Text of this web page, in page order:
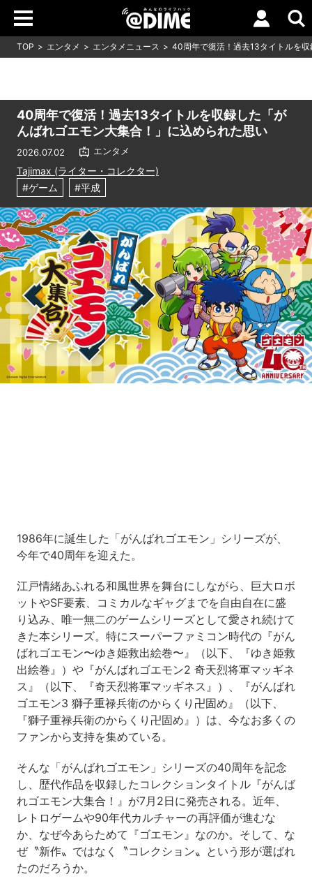
TOP エンタメ エンタメニュース 40周年で復活！過去13タイトルを
40周年で復活！過去13タイトルを収録した「が
んばれゴエモン大集合！」に込められた思い
2026.07.02 エンタメ
Tajimax (ライター・コレクター)
#ゲーム
#平成
1986年に誕生した「がんばれゴエモン」シリーズが、
今年で40周年を迎えた。
江戸情緒あふれる和風世界を舞台にしながら、巨大ロボ
ットやSF要素、コミカルなギャグまでを自由自在に盛
り込み、唯一無二のゲームシリーズとして愛され続けて
きた本シリーズ。特にスーパーファミコン時代の『がん
ばれゴエモン〜ゆき姫救出絵巻〜』（以下、『ゆき姫救
出絵巻』）や『がんばれゴエモン2 奇天烈将軍マッギネ
ス』（以下、『奇天烈将軍マッギネス』）、『がんばれ
ゴエモン3 獅子重禄兵衛のからくり卍固め』（以下、
『獅子重禄兵衛のからくり卍固め』）は、今なお多くの
ファンから支持を集めている。
そんな「がんばれゴエモン」シリーズの40周年を記念
し、歴代作品を収録したコレクションタイトル『がんば
れゴエモン大集合！』が7月2日に発売される。近年、
レトロゲームや90年代カルチャーの再評価が進むな
か、なぜ今あらためて『ゴエモン』なのか。そして、な
ぜ〝新作〟ではなく〝コレクション〟という形が選ばれ
たのだろうか。